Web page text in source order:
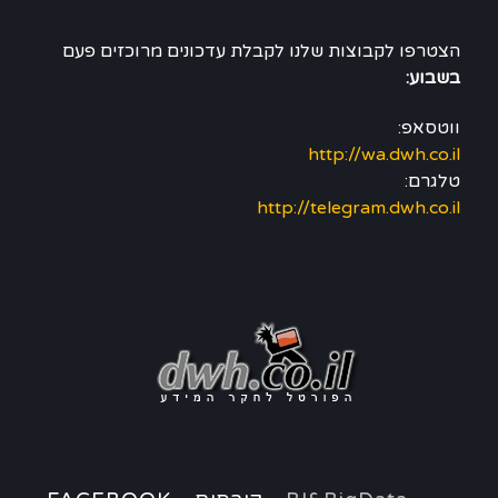
הצטרפו לקבוצות שלנו לקבלת עדכונים מרוכזים פעם
בשבוע:
ווטסאפ:
http://wa.dwh.co.il
טלגרם:
http://telegram.dwh.co.il